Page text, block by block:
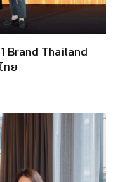
Brand Thailand
ทย